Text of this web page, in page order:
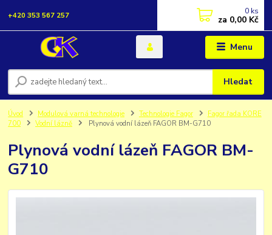
Menu
Hledat
+420 353 567 257 0 ks
za 0,00 Kč
Úvod Modulová varná technologie Technologie Fagor
Fagor řada KORE
700
Vodní lázně Plynová vodní lázeň FAGOR BM-G710
Plynová vodní lázeň FAGOR BM-
G710